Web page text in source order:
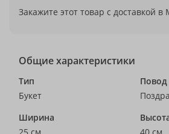
Закажите этот товар с доставкой в
Общие характеристики
Тип
Букет
Повод
Ширина